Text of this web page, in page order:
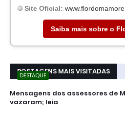
🌐Site Oficial:
Saiba mais sobre o
POSTAGENS MAIS VISITADAS
DESTAQUE
Mensagens dos assessores de
vazaram; leia